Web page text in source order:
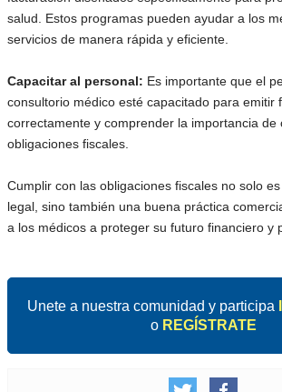
salud. Estos programas pueden ayudar a los
servicios de manera rápida y eficiente.
Capacitar al personal: Es importante que el
consultorio médico esté capacitado para emitir
correctamente y comprender la importancia de
obligaciones fiscales.
Cumplir con las obligaciones fiscales no solo
legal, sino también una buena práctica
a los médicos a proteger su futuro financiero y
Unete a nuestra comunidad y participa
o REGÍSTRATE